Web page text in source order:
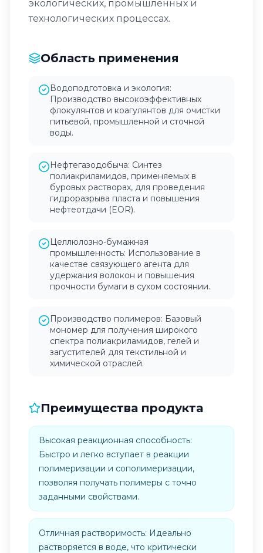
экологических, промышленных и
технологических процессах.
Область применения
Водоподготовка и экология:
Производство высокоэффективных
флокулянтов и коагулянтов для очистки
питьевой, промышленной и сточной
воды.
Нефтегазодобыча: Синтез
полиакриламидов, применяемых в
буровых растворах, для проведения
гидроразрыва пласта и повышения
нефтеотдачи (EOR).
Целлюлозно-бумажная
промышленность: Использование в
качестве связующего агента для
удержания волокон и повышения
прочности бумаги в сухом состоянии.
Производство полимеров: Базовый
мономер для получения широкого
спектра полиакриламидов, гелей и
загустителей для текстильной и
химической отраслей.
Преимущества продукта
Высокая реакционная способность:
Быстро и легко вступает в реакции
полимеризации и сополимеризации,
позволяя получать полимеры с точно
заданными свойствами.
Отличная растворимость: Идеально
растворяется в воде, что критически